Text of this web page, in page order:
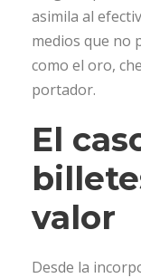
asimila al
medios que no
como el oro,
portador.
El
valor
Desde la